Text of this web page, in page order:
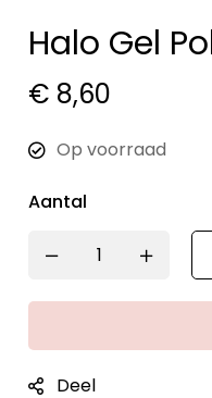
Halo Gel
€ 8,60
Op voorraad
Aantal
Deel